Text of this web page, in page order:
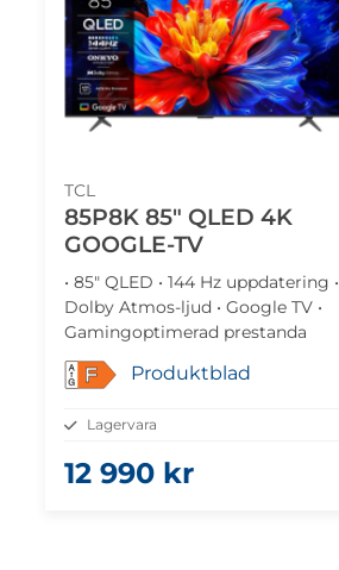
TCL
85P8K 85" QLED 4K
GOOGLE-TV
• 85" QLED • 144 Hz uppdatering •
Dolby Atmos-ljud • Google TV •
Gamingoptimerad prestanda
F Produktblad
Lagervara
12 990 kr